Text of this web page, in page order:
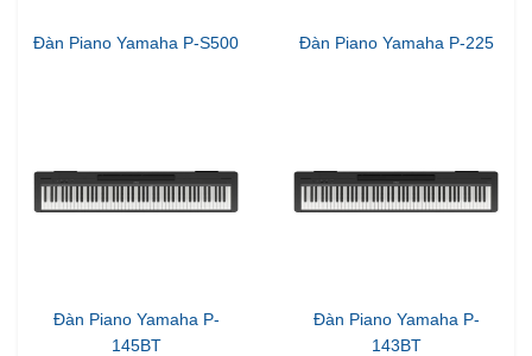
Đàn Piano Yamaha P-S500 Đàn Piano Yamaha P-225
Đàn Piano Yamaha P-
145BT
Đàn Piano Yamaha P-
143BT